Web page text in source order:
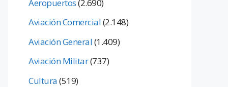
Aeropuertos(2.690)
Aviación Comercial(2.148)
Aviación General(1.409)
Aviación Militar(737)
Cultura(519)